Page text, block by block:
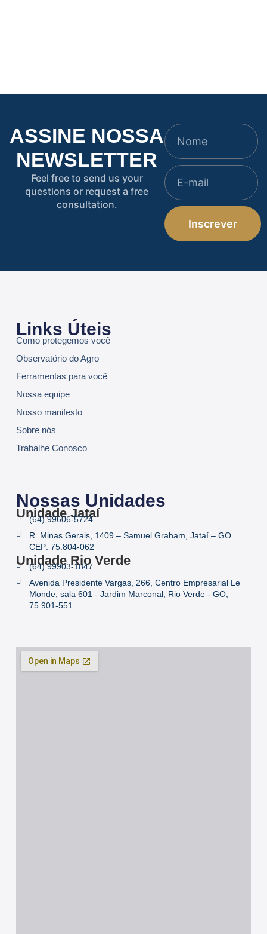
ASSINE NOSSA
NEWSLETTER
Feel free to send us your
questions or request a free
consultation.
Inscrever
Links Úteis
Como protegemos você
Observatório do Agro
Ferramentas para você
Nossa equipe
Nosso manifesto
Sobre nós
Trabalhe Conosco
Nossas Unidades
Unidade Jataí
(64) 99606-5724
R. Minas Gerais, 1409 – Samuel Graham, Jataí – GO.
CEP: 75.804-062
Unidade Rio Verde
(64) 99903-1847
Avenida Presidente Vargas, 266, Centro Empresarial Le
Monde, sala 601 - Jardim Marconal, Rio Verde - GO,
75.901-551